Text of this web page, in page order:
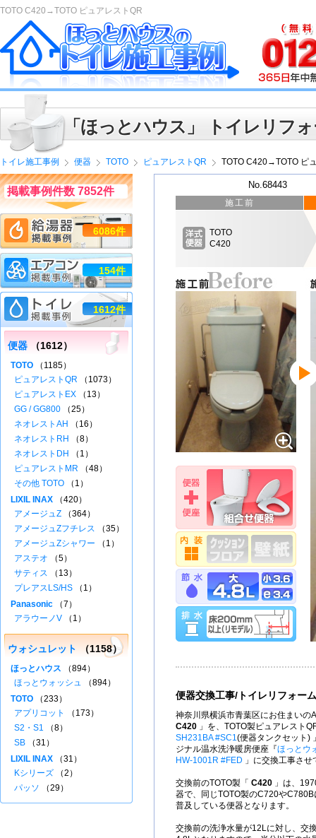
TOTO C420→TOTO ピュアレストQR
「ほっとハウス」 トイレリフ
トイレ施工事例 便器 TOTO ピュアレストQR TOTO C420→TOTO ピ
No.68443
施工前
TOTO
C420
便器交換工事/トイレリフォーム
神奈川県横浜市青葉区にお住まいの
C420 」を、TOTO製ピュアレスト
SH231BA #SC1(便器タンクセット)
ジナル温水洗浄暖房便座『ほっとウ
HW-1001R #FED 」に交換工事さ
交換前のTOTO製「 C420 」は、
器で、同じTOTO製のC720や
普及している便器となります。
交換前の洗浄水量が12Lに対し、交
掲載事例件数 7852件
6086件
154件
1612件
便器 （1612）
TOTO （1185）
ピュアレストQR （1073）
ピュアレストEX （13）
GG / GG800 （25）
ネオレストAH
（16）
ネオレストRH
（8）
ネオレストDH
（1）
ピュアレストMR （48）
その他 TOTO （1）
LIXIL INAX （420）
アメージュZ （364）
アメージュZフチレス （35）
アメージュZシャワー （1）
アステオ （5）
サティス （13）
プレアスLS/HS （1）
Panasonic （7）
アラウーノV （1）
ウォシュレット （1158）
ほっとハウス （894）
ほっとウォッシュ （894）
TOTO （233）
アプリコット
（173）
S2・S1 （8）
SB （31）
LIXIL INAX （31）
Kシリーズ （2）
パッソ （29）